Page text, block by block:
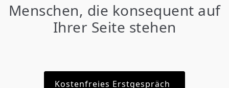
Menschen, die konsequent auf
Ihrer Seite stehen
Kostenfreies Erstgespräch